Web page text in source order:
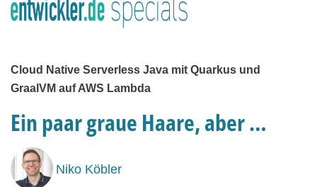
Cloud Native Serverless Java mit Quarkus und
GraalVM auf AWS Lambda
Ein paar graue Haare, aber …
Niko Köbler